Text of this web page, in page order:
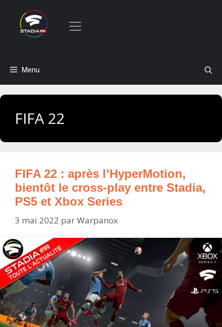
contenu
Menu
FIFA 22
FIFA 22 : après l’HyperMotion,
bientôt le cross-play entre Stadia,
PS5 et Xbox Series
3 mai 2022 parWarpanox